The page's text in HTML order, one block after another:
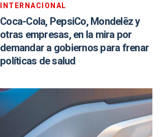
INTERNACIONAL
Coca-Cola, PepsiCo, Mondelēz y
otras empresas, en la mira por
demandar a gobiernos para frenar
políticas de salud